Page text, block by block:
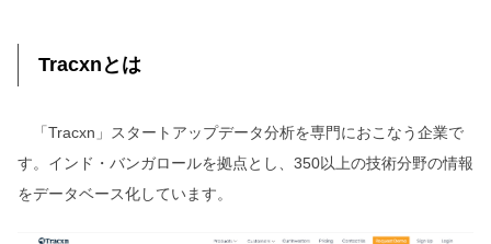
Tracxnとは
「Tracxn」スタートアップデータ分析を専門におこなう企業で
す。インド・バンガロールを拠点とし、350以上の技術分野の情報
をデータベース化しています。